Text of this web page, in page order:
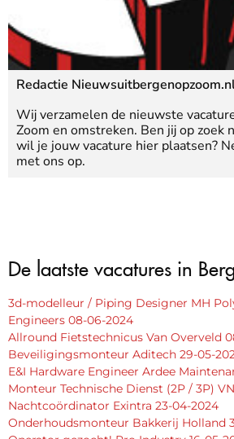
Redactie
Wij verzamelen de nieuwste
Zoom en omstreken. Ben jij op zoek
wil je jouw vacature hier plaatsen?
met ons op.
De laatste vacatures in
3d-modelleur / Piping Designer MH
Engineers 08-06-2024
Allround Fietstechnicus Van Overveld
Beveiligingsmonteur Aditech 29-05-
E&I Hardware Engineer Ardee
Monteur Technische Dienst (2P / 3P)
Nachtcoördinator Exintra 23-04-2024
Onderhoudsmonteur Bakkerij Holland